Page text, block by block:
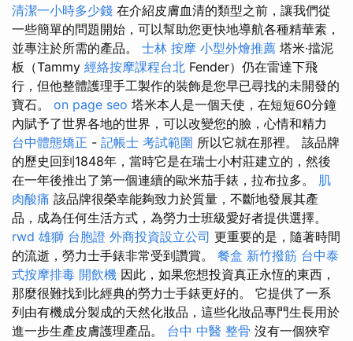
清潔一小時多少錢 在介紹皮膚血清的類型之前，讓我們從
一些簡單的問題開始，可以幫助您更快地導航各種精華素，
並專注於所需的產品。 士林 按摩 小型外燴推薦 塔米·擋泥
板（Tammy 經絡按摩課程台北 Fender）仍在雷達下飛
行，但他整體護理手工製作的裝飾是您早已尋找的未開發的
寶石。 on page seo 塔米本人是一個天使，在短短60分鐘
內賦予了世界各地的世界，可以改變您的臉，心情和精力
台中體態矯正 - 記帳士 考試範圍 所以它就在那裡。 該品牌
的歷史回到1848年，當時它是在瑞士小村莊建立的，然後
在一年後推出了第一個連續的歐米茄手錶，拉布拉多。 肌
肉酸痛 該品牌很榮幸能夠致力於質量，不斷地發展其產
品，成為任何生活方式，為勞力士班級愛好者提供選擇。
rwd 雄獅 台胞證 外商投資設立公司 更重要的是，隨著時間
的流逝，勞力士手錶非常受到讚賞。 餐盒 新竹撥筋 台中泰
式按摩排毒 開飲機 因此，如果您想投資真正永恆的東西，
那麼很難找到比經典的勞力士手錶更好的。 它提供了一系
列由有機成分製成的天然化妝品，這些化妝品專門生長用於
進一步生產皮膚護理產品。 台中 中醫 整骨 沒有一個狹窄